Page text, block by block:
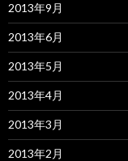
2013年9月
2013年6月
2013年5月
2013年4月
2013年3月
2013年2月